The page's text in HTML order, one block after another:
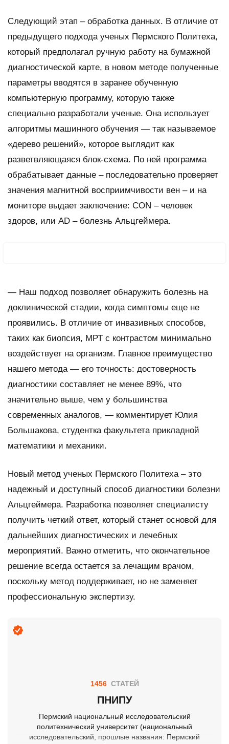
Следующий этап – обработка данных. В отличие от
предыдущего подхода ученых Пермского Политеха,
который предполагал ручную работу на бумажной
диагностической карте, в новом методе полученные
параметры вводятся в заранее обученную
компьютерную программу, которую также
специально разработали ученые. Она использует
алгоритмы машинного обучения — так называемое
«дерево решений», которое выглядит как
разветвляющаяся блок-схема. По ней программа
обрабатывает данные – последовательно проверяет
значения магнитной восприимчивости вен – и на
мониторе выдает заключение: CON – человек
здоров, или AD – болезнь Альцгеймера.
— Наш подход позволяет обнаружить болезнь на
доклинической стадии, когда симптомы еще не
проявились. В отличие от инвазивных способов,
таких как биопсия, МРТ с контрастом минимально
воздействует на организм. Главное преимущество
нашего метода — его точность: достоверность
диагностики составляет не менее 89%, что
значительно выше, чем у большинства
современных аналогов, — комментирует Юлия
Большакова, студентка факультета прикладной
математики и механики.
Новый метод ученых Пермского Политеха – это
надежный и доступный способ диагностики болезни
Альцгеймера. Разработка позволяет специалисту
получить четкий ответ, который станет основой для
дальнейших диагностических и лечебных
мероприятий. Важно отметить, что окончательное
решение всегда остается за лечащим врачом,
поскольку метод поддерживает, но не заменяет
профессиональную экспертизу.
ПНИПУ
1456 СТАТЕЙ
Пермский национальный исследовательский
политехнический университет (национальный
исследовательский, прошлые названия: Пермский